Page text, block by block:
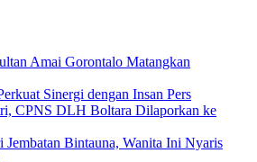
Amai Gorontalo Matangkan
Sinergi dengan Insan Pers
CPNS DLH Boltara Dilaporkan ke
Jembatan Bintauna, Wanita Ini Nyaris